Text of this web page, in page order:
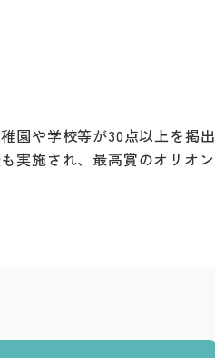
園や学校等が30点以上を掲出
実施され、最高賞のオリオン